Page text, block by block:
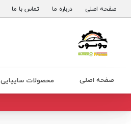
صفحه اصلی درباره ما تماس با ما
صفحه اصلی محصولات سایپایی